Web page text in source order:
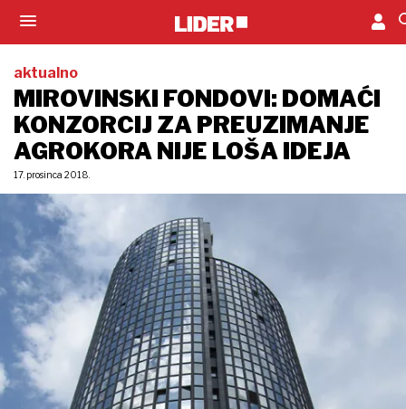
aktualno
MIROVINSKI FONDOVI: DOMAĆI
KONZORCIJ ZA PREUZIMANJE
AGROKORA NIJE LOŠA IDEJA
17. prosinca 2018.